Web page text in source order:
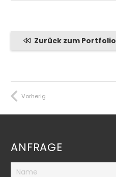
Zurück zum Portfolio
Vorherig
ANFRAGE